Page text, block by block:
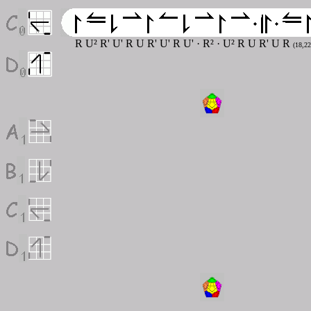
R U² R' U' R U R' U' R U' · R² · U² R U R' U R